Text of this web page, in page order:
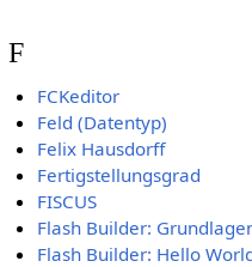
F
FCKeditor
Feld (Datentyp)
Felix Hausdorff
Fertigstellungsgrad
FISCUS
Flash Builder:
Flash Builder: Hello